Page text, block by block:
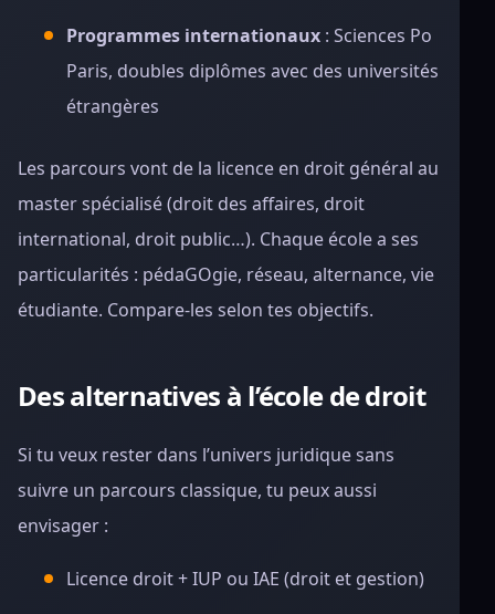
Programmes internationaux : Sciences Po
Paris, doubles diplômes avec des universités
étrangères
Les parcours vont de la licence en droit général au
master spécialisé (droit des affaires, droit
international, droit public…). Chaque école a ses
particularités : pédaGOgie, réseau, alternance, vie
étudiante. Compare-les selon tes objectifs.
Des alternatives à l’école de droit
Si tu veux rester dans l’univers juridique sans
suivre un parcours classique, tu peux aussi
envisager :
Licence droit + IUP ou IAE (droit et gestion)